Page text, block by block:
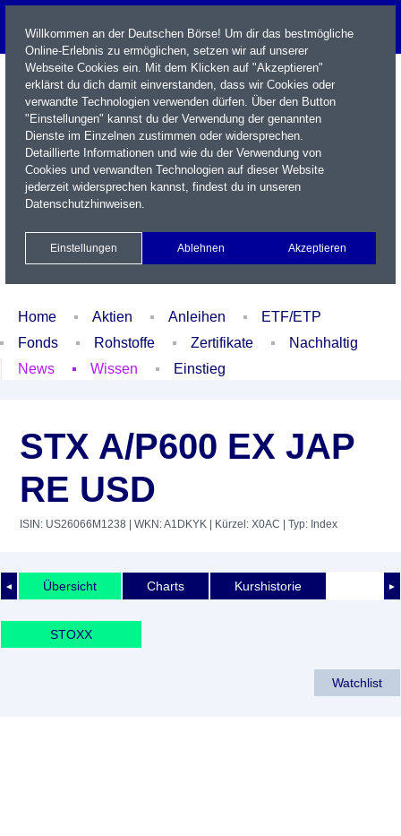
Name / WKN / ISIN / Kürzel
Xetra Realtime
Watchlist Portfolio Login
Home Aktien Anleihen
ETF/ETP
Fonds
Rohstoffe Zertifikate
Nachhaltig
News
Wissen Einstieg
STX A/P600 EX JAP
RE USD
ISIN: US26066M1238 | WKN: A1DKYK | Kürzel: X0AC | Typ: Index
◄ ►
Übersicht Charts Kurshistorie
STOXX
Watchlist
Willkommen an der Deutschen Börse! Um dir das bestmögliche
Online-Erlebnis zu ermöglichen, setzen wir auf unserer
Webseite Cookies ein. Mit dem Klicken auf "Akzeptieren"
erklärst du dich damit einverstanden, dass wir Cookies oder
verwandte Technologien verwenden dürfen. Über den Button
"Einstellungen" kannst du der Verwendung der genannten
Dienste im Einzelnen zustimmen oder widersprechen.
Detaillierte Informationen und wie du der Verwendung von
Cookies und verwandten Technologien auf dieser Website
jederzeit widersprechen kannst, findest du in unseren
Datenschutzhinweisen.
Einstellungen Ablehnen Akzeptieren